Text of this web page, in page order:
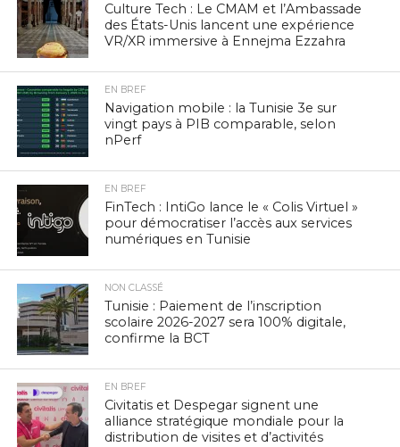
Culture Tech : Le CMAM et l’Ambassade
des États-Unis lancent une expérience
VR/XR immersive à Ennejma Ezzahra
EN BREF
Navigation mobile : la Tunisie 3e sur
vingt pays à PIB comparable, selon
nPerf
EN BREF
FinTech : IntiGo lance le « Colis Virtuel »
pour démocratiser l’accès aux services
numériques en Tunisie
NON CLASSÉ
Tunisie : Paiement de l’inscription
scolaire 2026-2027 sera 100% digitale,
confirme la BCT
EN BREF
Civitatis et Despegar signent une
alliance stratégique mondiale pour la
distribution de visites et d’activités